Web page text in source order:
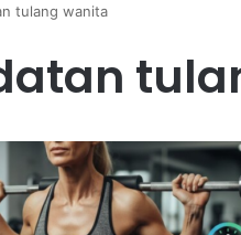
tulang wanita